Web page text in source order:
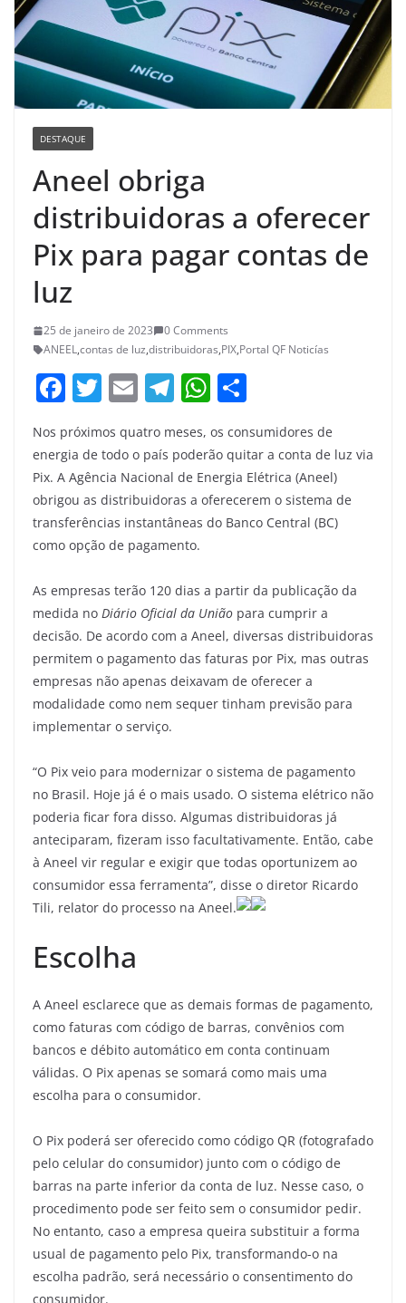
DESTAQUE
Aneel obriga
distribuidoras a oferecer
Pix para pagar contas de
luz
25 de janeiro de 2023
0 Comments
ANEEL,contas de luz,distribuidoras,PIX,Portal QF Noticías
F
a
c
e
b
o
o
k
T
itt
er
E
ai
l
T
e
gr
a
m
W
at
s
A
p
ar
e
Nos próximos quatro meses, os consumidores de
energia de todo o país poderão quitar a conta de luz via
Pix. A Agência Nacional de Energia Elétrica (Aneel)
obrigou as distribuidoras a oferecerem o sistema de
transferências instantâneas do Banco Central (BC)
como opção de pagamento.
As empresas terão 120 dias a partir da publicação da
medida no Diário Oficial da União para cumprir a
decisão. De acordo com a Aneel, diversas distribuidoras
permitem o pagamento das faturas por Pix, mas outras
empresas não apenas deixavam de oferecer a
modalidade como nem sequer tinham previsão para
implementar o serviço.
“O Pix veio para modernizar o sistema de pagamento
no Brasil. Hoje já é o mais usado. O sistema elétrico não
poderia ficar fora disso. Algumas distribuidoras já
anteciparam, fizeram isso facultativamente. Então, cabe
à Aneel vir regular e exigir que todas oportunizem ao
consumidor essa ferramenta”, disse o diretor Ricardo
Tili, relator do processo na Aneel.
Escolha
A Aneel esclarece que as demais formas de pagamento,
como faturas com código de barras, convênios com
bancos e débito automático em conta continuam
válidas. O Pix apenas se somará como mais uma
escolha para o consumidor.
O Pix poderá ser oferecido como código QR (fotografado
pelo celular do consumidor) junto com o código de
barras na parte inferior da conta de luz. Nesse caso, o
procedimento pode ser feito sem o consumidor pedir.
No entanto, caso a empresa queira substituir a forma
usual de pagamento pelo Pix, transformando-o na
escolha padrão, será necessário o consentimento do
consumidor.